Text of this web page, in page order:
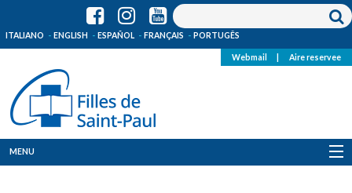
ITALIANO ENGLISH ESPAÑOL FRANÇAIS PORTUGÊS
Webmail Aire reservee
MENU